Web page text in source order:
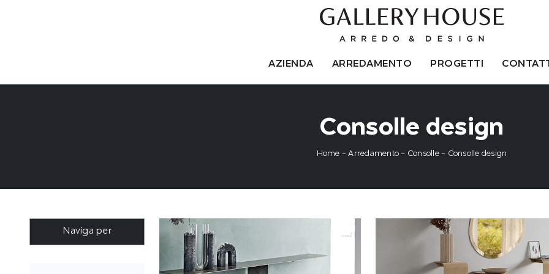
AZIENDA ARREDAMENTO PROGETTI
Consolle design
Home -Arredamento - Consolle- Consolle design
Naviga per